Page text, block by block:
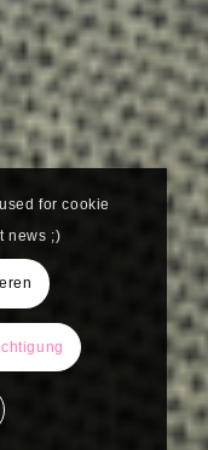
for cookie
news ;)